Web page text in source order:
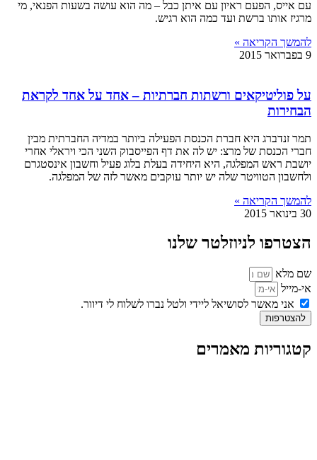
עם אייס, הפעם ראיון עם איתן כבל – מה הוא עושה בשעות הפנאי, מי
מרגיז אותו ברשת ועד כמה הוא רגיש.
להמשך הקריאה »
9 בפברואר 2015
על פוליטיקאים ורשתות חברתיות – אחד על אחד לקראת
הבחירות
תמר זנדברג היא חברת הכנסת הפעילה ביותר במדיה החברתית מבין
חברי הכנסת של מרצ: יש לה את דף הפייסבוק השני הכי ויראלי אחרי
יושבת ראש המפלגה, היא היחידה בעלת בלוג פעיל וחשבון אינסטגרם
ולחשבון הטוויטר שלה יש יותר עוקבים מאשר לזה של המפלגה.
להמשך הקריאה »
30 בינואר 2015
הצטרפו לניוזלטר שלנו
שם מלא
אי-מייל
אני מאשר לסושיאל ליידי ולטל נברו לשלוח לי דיוור.
להצטרפות
קטגוריות מאמרים